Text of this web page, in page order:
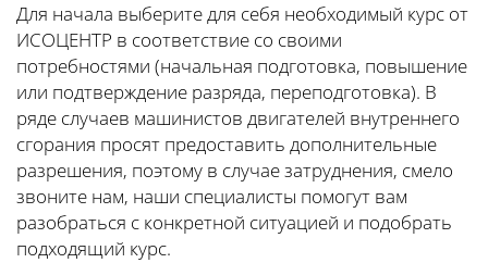
Для начала выберите для себя необходимый курс от
ИСОЦЕНТР в соответствие со своими
потребностями (начальная подготовка, повышение
или подтверждение разряда, переподготовка). В
ряде случаев машинистов двигателей внутреннего
сгорания просят предоставить дополнительные
разрешения, поэтому в случае затруднения, смело
звоните нам, наши специалисты помогут вам
разобраться с конкретной ситуацией и подобрать
подходящий курс.